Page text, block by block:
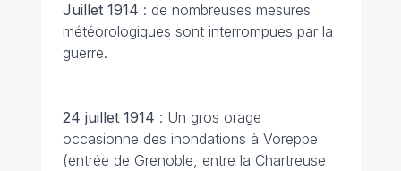
Juillet 1914 : de nombreuses mesures
météorologiques sont interrompues par la
guerre.
24 juillet 1914 : Un gros orage
occasionne des inondations à Voreppe
(entrée de Grenoble, entre la Chartreuse